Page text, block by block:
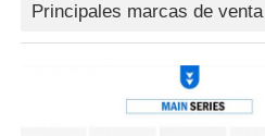
Principales marcas de venta